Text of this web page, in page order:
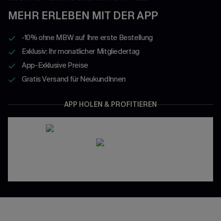
MEHR ERLEBEN MIT DER APP
-10% ohne MBW auf Ihre erste Bestellung
Exklusiv: Ihr monatlicher Mitgliedertag
App-Exklusive Preise
Gratis Versand für NeukundInnen
APP HOLEN & PROFITIEREN